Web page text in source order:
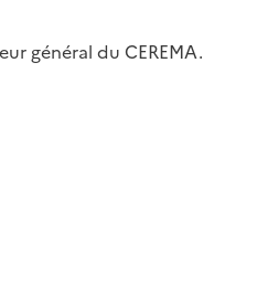
général du CEREMA.